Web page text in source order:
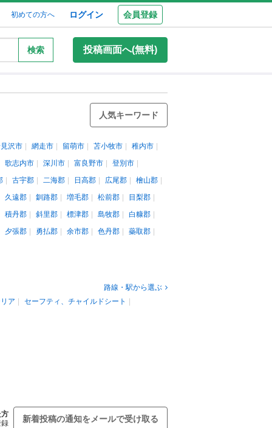
初めての方へ ログイン 会員登録
検索 投稿画面へ(無料)
人気キーワード
沢市 網走市 留萌市 苫小牧市
稚内市
歌志内市 深川市 富良野市
登別市
古宇郡 二海郡 日高郡 広尾郡
檜山郡
久遠郡 釧路郡 増毛郡 松前郡
目梨郡
積丹郡 斜里郡 標津郡 島牧郡
白糠郡
夕張郡 勇払郡 余市郡 色丹郡
蘂取郡
路線・駅から選ぶ
ア
セーフティ、チャイルドシート
新着投稿の通知をメールで受け取る